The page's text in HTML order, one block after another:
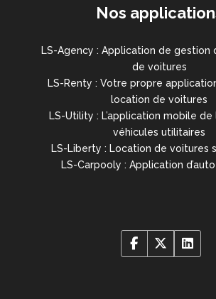
Nos
LS-Agency : Application de gestion
de voitures
LS-Renty : Votre propre
location de voitures
LS-Utility : L’application mobile
véhicules utilitaires
LS-Liberty : Location de voitures
LS-Carpooly : Application